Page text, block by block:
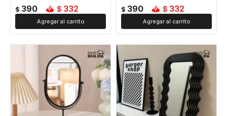
$ 390 $ 332 $ 390 $ 332